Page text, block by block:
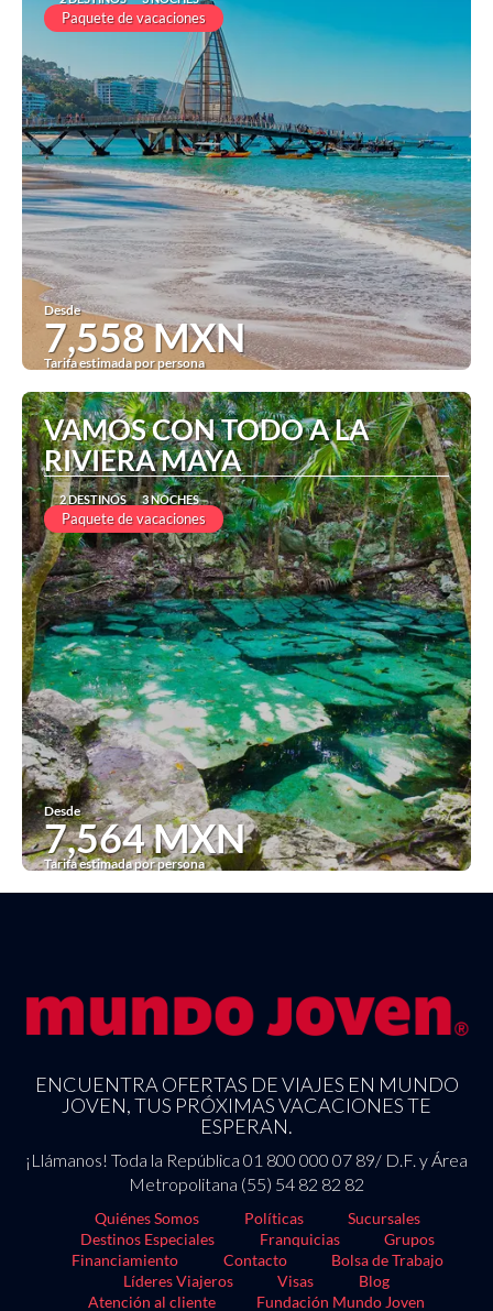
Paquete de vacaciones
Desde
7,558 MXN
Tarifa estimada por persona
Ver
VAMOS CON TODO A LA
RIVIERA MAYA
2 DESTINOS 3 NOCHES
Paquete de vacaciones
Desde
7,564 MXN
Tarifa estimada por persona
Ver
ENCUENTRA OFERTAS DE VIAJES EN MUNDO
JOVEN, TUS PRÓXIMAS VACACIONES TE
ESPERAN.
¡Llámanos! Toda la República 01 800 000 07 89/ D.F. y Área
Metropolitana (55) 54 82 82 82
Quiénes Somos Políticas
Sucursales
Destinos Especiales
Franquicias
Grupos
Financiamiento
Contacto
Bolsa de Trabajo
Líderes Viajeros
Visas
Blog
Atención al cliente
Fundación Mundo Joven